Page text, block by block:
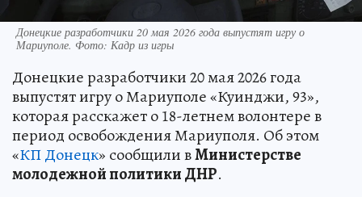
Донецкие разработчики 20 мая 2026 года выпустят игру о
Мариуполе. Фото: Кадр из игры
Донецкие разработчики 20 мая 2026 года
выпустят игру о Мариуполе «Куинджи, 93»,
которая расскажет о 18-летнем волонтере в
период освобождения Мариуполя. Об этом
«КП Донецк» сообщили вМинистерстве
молодежной политики ДНР.